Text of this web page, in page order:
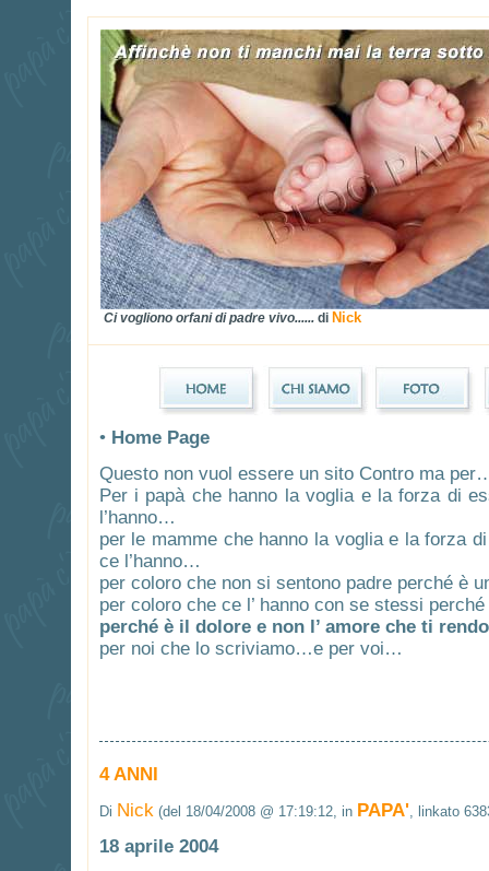
Ci vogliono orfani di padre vivo......di Nick
• Home Page
Questo non vuol essere un sito Contro ma
Per i papà che hanno la voglia e la forza di
l’hanno…
per le mamme che hanno la voglia e la forza
ce l’hanno…
per coloro che non si sentono padre perché è
per coloro che ce l’ hanno con se stessi
perché è il dolore e non l’ amore che ti
per noi che lo scriviamo…e per voi…
4 ANNI
Di Nick (del 18/04/2008 @ 17:19:12, in PAPA' , linkato
18 aprile 2004